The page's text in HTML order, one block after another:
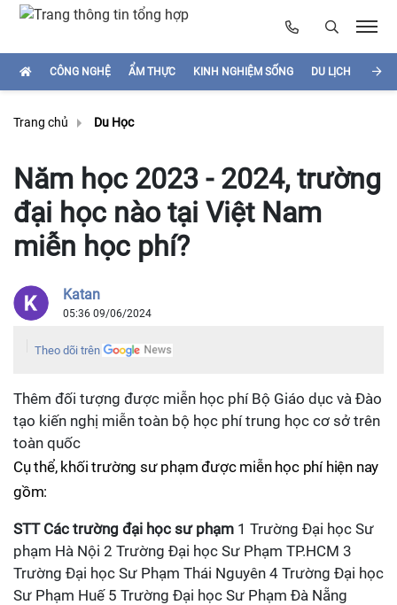
CÔNG NGHỆ ẨM THỰC KINH NGHIỆM SỐNG DU LỊCH
Trang chủ Du Học
Năm học 2023 - 2024, trường
đại học nào tại Việt Nam
miễn học phí?
Katan
05:36 09/06/2024
Theo dõi trên
Thêm đối tượng được miễn học phí Bộ Giáo dục và Đào
tạo kiến nghị miễn toàn bộ học phí trung học cơ sở trên
toàn quốc
Cụ thể, khối trường sư phạm được miễn học phí hiện nay
gồm:
STT Các trường đại học sư phạm 1 Trường Đại học Sư
phạm Hà Nội 2 Trường Đại học Sư Phạm TP.HCM 3
Trường Đại học Sư Phạm Thái Nguyên 4 Trường Đại học
Sư Phạm Huế 5 Trường Đại học Sư Phạm Đà Nẵng